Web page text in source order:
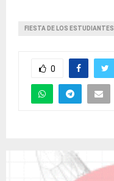
FIESTA DE LOS ESTUDIANTES
0